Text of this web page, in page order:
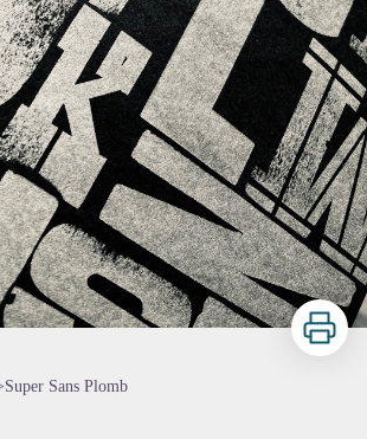
Imprimer
Super Sans Plomb